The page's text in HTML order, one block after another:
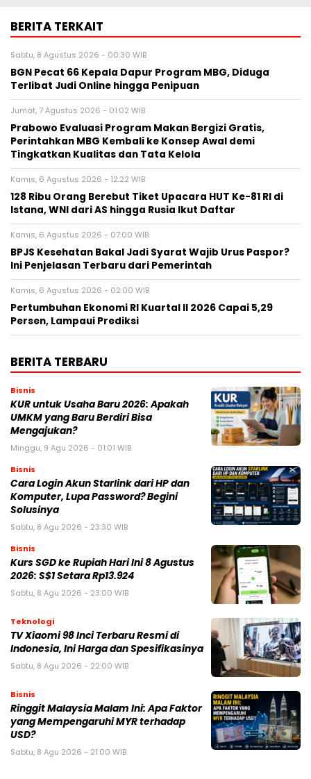
BERITA TERKAIT
Sabtu, 8 Agustus 2026 - 00:30 WIB
BGN Pecat 66 Kepala Dapur Program MBG, Diduga
Terlibat Judi Online hingga Penipuan
Jumat, 7 Agustus 2026 - 01:02 WIB
Prabowo Evaluasi Program Makan Bergizi Gratis,
Perintahkan MBG Kembali ke Konsep Awal demi
Tingkatkan Kualitas dan Tata Kelola
Kamis, 6 Agustus 2026 - 12:22 WIB
128 Ribu Orang Berebut Tiket Upacara HUT Ke-81 RI di
Istana, WNI dari AS hingga Rusia Ikut Daftar
Kamis, 6 Agustus 2026 - 07:00 WIB
BPJS Kesehatan Bakal Jadi Syarat Wajib Urus Paspor?
Ini Penjelasan Terbaru dari Pemerintah
Kamis, 6 Agustus 2026 - 02:00 WIB
Pertumbuhan Ekonomi RI Kuartal II 2026 Capai 5,29
Persen, Lampaui Prediksi
BERITA TERBARU
Bisnis
KUR untuk Usaha Baru 2026: Apakah
UMKM yang Baru Berdiri Bisa
Mengajukan?
Minggu, 9 Agu 2026 - 01:01 WIB
Bisnis
Cara Login Akun Starlink dari HP dan
Komputer, Lupa Password? Begini
Solusinya
Sabtu, 8 Agu 2026 - 23:30 WIB
Bisnis
Kurs SGD ke Rupiah Hari Ini 8 Agustus
2026: S$1 Setara Rp13.924
Sabtu, 8 Agu 2026 - 23:00 WIB
Teknologi
TV Xiaomi 98 Inci Terbaru Resmi di
Indonesia, Ini Harga dan Spesifikasinya
Sabtu, 8 Agu 2026 - 22:00 WIB
Bisnis
Ringgit Malaysia Malam Ini: Apa Faktor
yang Mempengaruhi MYR terhadap
USD?
Sabtu, 8 Agu 2026 - 21:00 WIB